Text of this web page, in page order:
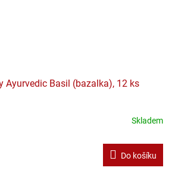
Ayurvedic Basil (bazalka), 12 ks
Skladem
Do košíku